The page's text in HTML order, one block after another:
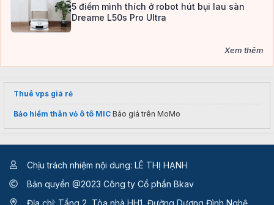
5 điểm mình thích ở robot hút bụi lau sàn
Dreame L50s Pro Ultra
Xem thêm
Thuê vps giá rẻ
Bảo hiểm thân vỏ ô tô MIC Báo giá trên MoMo
Chịu trách nhiệm nội dung: LÊ THỊ HẠNH
Bản quyền @2023 Công ty Cổ phần Bkav
Địa chỉ: Tầng 2, Tòa nhà HH1, Đường Dương Đình Nghệ,